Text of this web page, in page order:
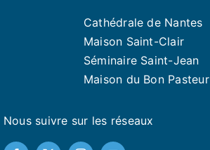
Nous suivre sur les réseaux
Cathédrale de Nantes
Maison Saint-Clair
Séminaire Saint-Jean
Maison du Bon Pasteur